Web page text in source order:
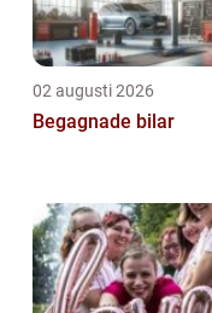
02 augusti 2026
Begagnade bilar